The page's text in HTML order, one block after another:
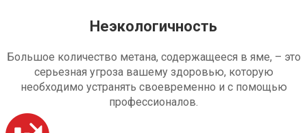
Неэкологичность
Большое количество метана, содержащееся в яме, – это
серьезная угроза вашему здоровью, которую
необходимо устранять своевременно и с помощью
профессионалов.